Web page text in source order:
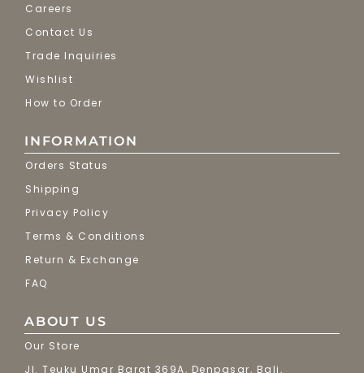
Careers
Contact Us
Trade Inquiries
Wishlist
How to Order
INFORMATION
Orders Status
Shipping
Privacy Policy
Terms & Conditions
Return & Exchange
FAQ
ABOUT US
Our Store
Jl. Teuku Umar Barat 369A, Denpasar, Bali,